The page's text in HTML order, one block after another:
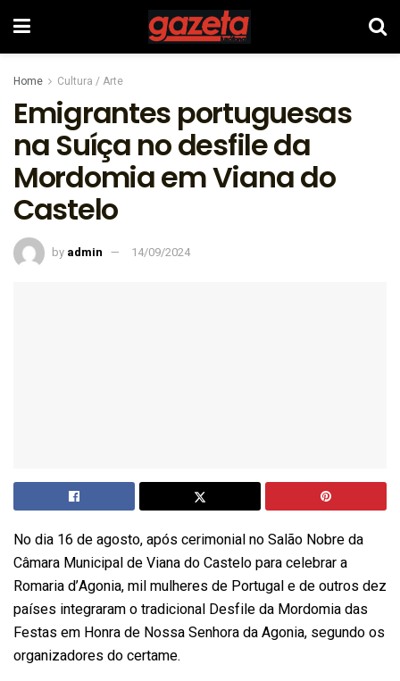
Home Cultura / Arte
Emigrantes portuguesas
na Suíça no desfile da
Mordomia em Viana do
Castelo
by admin 14/09/2024
No dia 16 de agosto, após cerimonial no Salão Nobre da
Câmara Municipal de Viana do Castelo para celebrar a
Romaria d’Agonia, mil mulheres de Portugal e de outros dez
países integraram o tradicional Desfile da Mordomia das
Festas em Honra de Nossa Senhora da Agonia, segundo os
organizadores do certame.